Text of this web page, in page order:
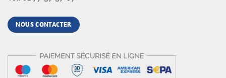
NOUS CONTACTER